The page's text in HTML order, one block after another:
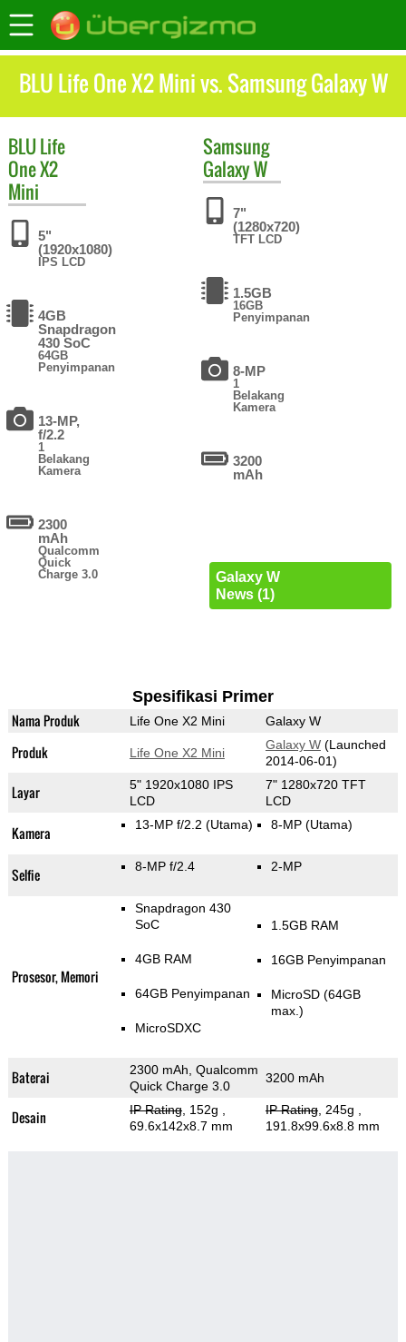
BLU Life One X2 Mini vs. Samsung Galaxy W
BLULife
One X2
Mini
5"
(1920x1080)
IPS LCD
4GB
Snapdragon
430 SoC
64GB
Penyimpanan
13-MP,
f/2.2
1
Belakang
Kamera
2300
mAh
Qualcomm
Quick
Charge 3.0
Samsung
Galaxy W
7"
(1280x720)
TFT LCD
1.5GB
16GB
Penyimpanan
8-MP
1
Belakang
Kamera
3200
mAh
Galaxy W
News (1)
Spesifikasi Primer
Nama Produk Life One X2 Mini Galaxy W
Produk Life One X2 Mini
Galaxy W(Launched
2014-06-01)
Layar
5" 1920x1080 IPS
LCD
7" 1280x720 TFT
LCD
Kamera 13-MP f/2.2 (Utama) 8-MP (Utama)
Selfie 8-MP f/2.4 2-MP
Prosesor, Memori
Snapdragon 430
SoC
4GB RAM
64GB Penyimpanan
MicroSDXC
1.5GB RAM
16GB Penyimpanan
MicroSD (64GB
max.)
Baterai
2300 mAh, Qualcomm
Quick Charge 3.0
3200 mAh
Desain IP Rating, 152g
69.6x142x8.7 mm
IP Rating, 245g
191.8x99.6x8.8 mm